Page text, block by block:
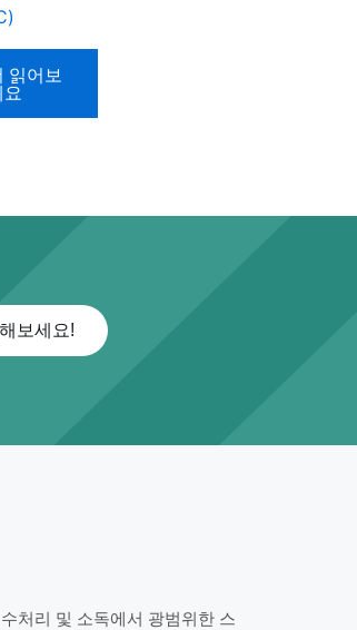
읽어보
요
보세요!
처리 및 소독에서 광범위한 스